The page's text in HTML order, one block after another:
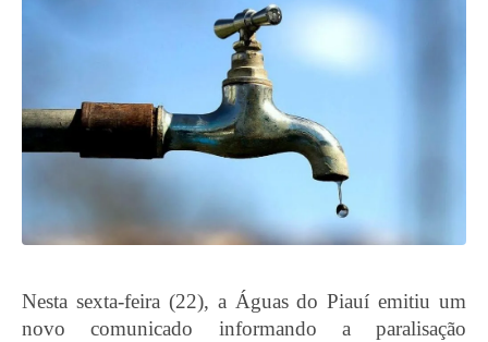
Nesta sexta-feira (22), a Águas do Piauí emitiu um
novo comunicado informando a paralisação